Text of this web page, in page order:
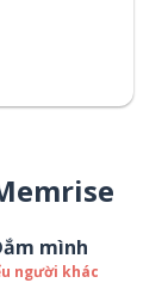
mình
người khác